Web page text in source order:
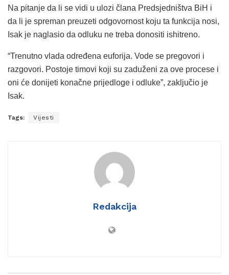
Na pitanje da li se vidi u ulozi člana Predsjedništva BiH i
da li je spreman preuzeti odgovornost koju ta funkcija nosi,
Isak je naglasio da odluku ne treba donositi ishitreno.
“Trenutno vlada određena euforija. Vode se pregovori i
razgovori. Postoje timovi koji su zaduženi za ove procese i
oni će donijeti konačne prijedloge i odluke”, zaključio je
Isak.
Tags: Vijesti
Redakcija